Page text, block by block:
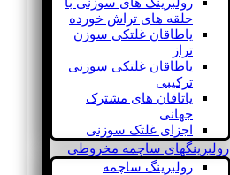
حلقه های تراش خورده
یاطاقان غلتکی سوزن
تراز
یاطاقان غلتکی سوزنی
ترکیبی
یاتاقان های مشترک
جهانی
اجزای غلتک سوزنی
رولبرینگهای ساچمه مخروطی
رولبرینگ ساچمه